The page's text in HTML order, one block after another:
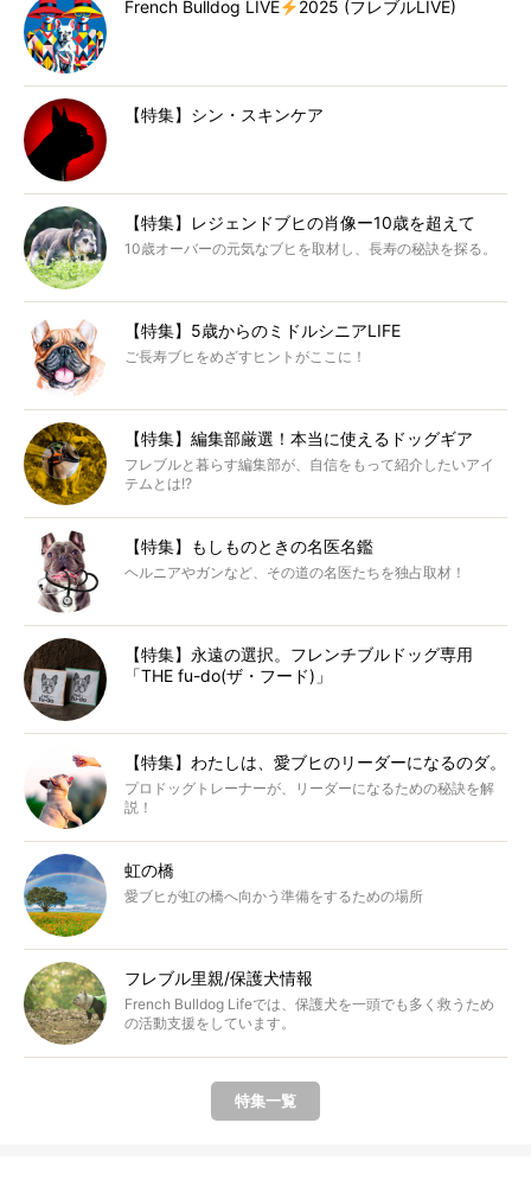
French Bulldog LIVE 2025 (フレブルLIVE)
【特集】シン・スキンケア
【特集】レジェンドブヒの肖像ー10歳を超えて
10歳オーバーの元気なブヒを取材し、長寿の秘訣を探る。
【特集】5歳からのミドルシニアLIFE
ご長寿ブヒをめざすヒントがここに！
【特集】編集部厳選！本当に使えるドッグギア
フレブルと暮らす編集部が、自信をもって紹介したいアイ
テムとは!?
【特集】もしものときの名医名鑑
ヘルニアやガンなど、その道の名医たちを独占取材！
【特集】永遠の選択。フレンチブルドッグ専用
「THE fu-do(ザ・フード)」
【特集】わたしは、愛ブヒのリーダーになるのダ。
プロドッグトレーナーが、リーダーになるための秘訣を解
説！
虹の橋
愛ブヒが虹の橋へ向かう準備をするための場所
フレブル里親/保護犬情報
French Bulldog Lifeでは、保護犬を一頭でも多く救うため
の活動支援をしています。
特集一覧